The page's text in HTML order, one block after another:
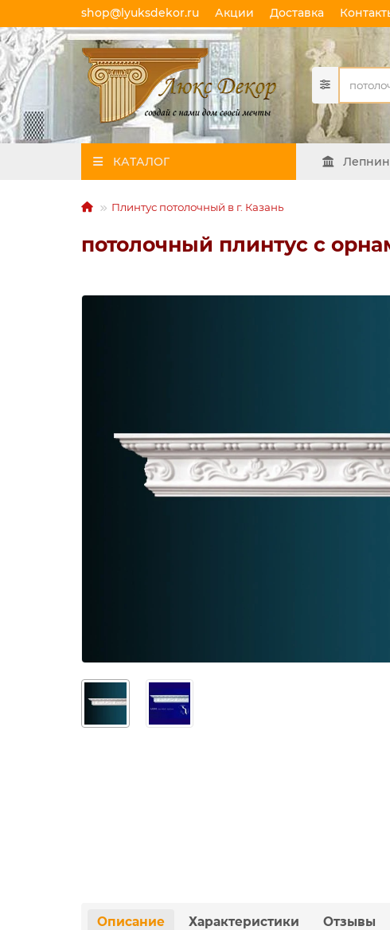
shop@lyuksdekor.ru Акции Доставка
КАТАЛОГ
Плинтус потолочный в г. Казань
потолочный плинтус с
Описание Характеристики Отзывы